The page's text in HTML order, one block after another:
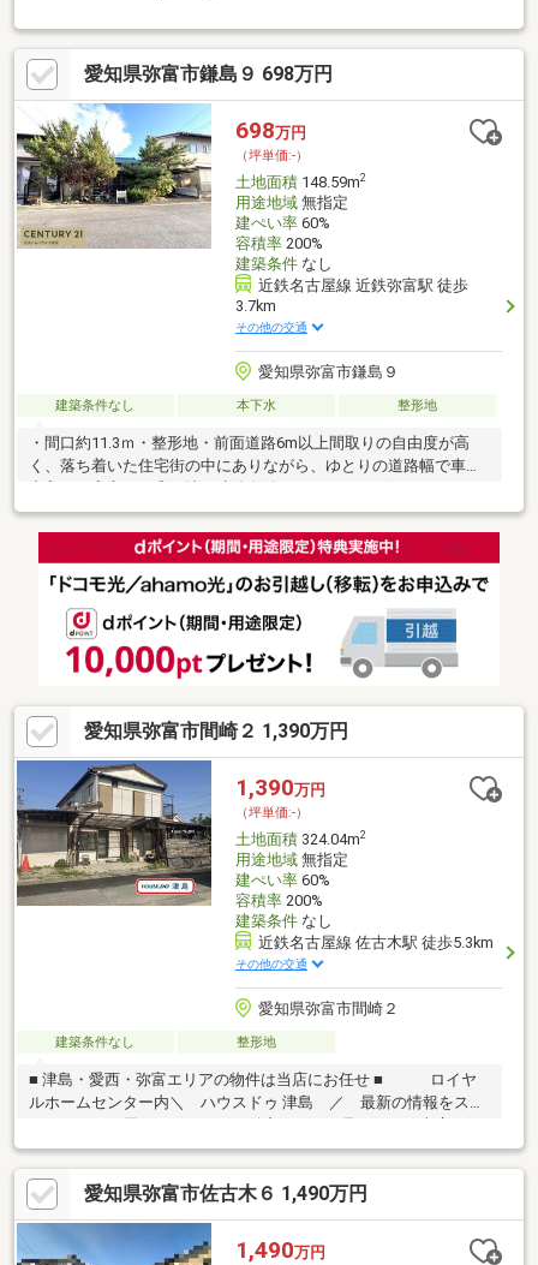
なハウスメーカー様をご利用いただけます。
愛知県弥富市鎌島９ 698万円
698万円
（坪単価:-）
土地面積148.59m2
用途地域無指定
建ぺい率60%
容積率200%
建築条件なし
近鉄名古屋線 近鉄弥富駅 徒歩
3.7km
その他の交通
愛知県弥富市鎌島９
建築条件なし 本下水 整形地
・間口約11.3ｍ・整形地・前面道路6m以上間取りの自由度が高
く、落ち着いた住宅街の中にありながら、ゆとりの道路幅で車の
メーカーで建築可能です♪建築会社がお決まりでない方もご相談く
ださい◎センチュリー21住まいるハウス不動産は地域密着かつ、
全国980店舗のネットワークを生かし周辺環境、価格相場、あな
たに合ったお得な住宅ローンプランなどを丁寧にご案内させてい
す！あま市・蟹江町・大治町・津島市・愛西市・周辺エリアの不
動産情報は当社にご相談ください。
愛知県弥富市間崎２ 1,390万円
1,390万円
（坪単価:-）
土地面積324.04m2
用途地域無指定
建ぺい率60%
容積率200%
建築条件なし
近鉄名古屋線 佐古木駅 徒歩5.3km
その他の交通
愛知県弥富市間崎２
建築条件なし 整形地
■ 津島・愛西・弥富エリアの物件は当店にお任せ ■ ロイヤ
ルホームセンター内＼ ハウスドゥ 津島 ／ 最新の情報をスピ
決！ネットに掲載していない物件は店頭でご紹介いたします。◆
大藤小学校/弥富中学校◆解体更地渡し◆整形地◆西側間口約14.5
ｍ◆きんちゃんバス「寛延停」徒歩約2分※写真をクリックする
と、詳細をご覧いただけます。
愛知県弥富市佐古木６ 1,490万円
1,490万円